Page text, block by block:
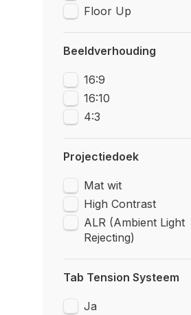
Floor Up
Beeldverhouding
16:9
16:10
4:3
Projectiedoek
Mat wit
High Contrast
ALR (Ambient Light
Rejecting)
Tab Tension Systeem
Ja